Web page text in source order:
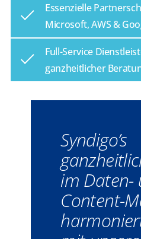
Essenzielle
Microsoft, AWS &
Full-Service
ganzheitlicher
Syndigo’s
im Daten-
Content-